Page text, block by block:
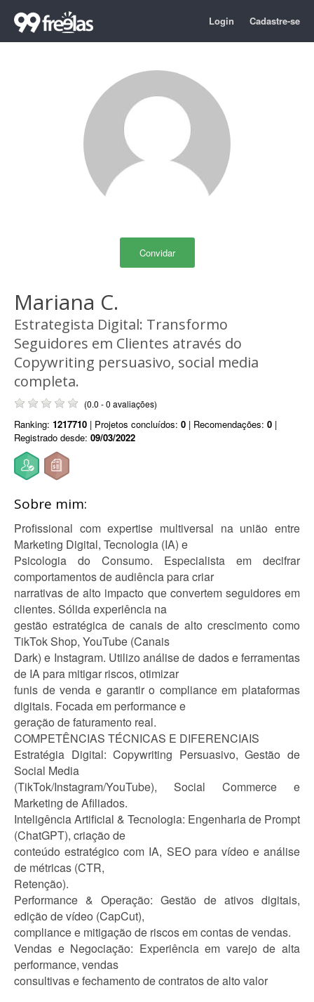
Login Cadastre-se
Convidar
Mariana C.
Estrategista Digital: Transformo
Seguidores em Clientes através do
Copywriting persuasivo, social media
completa.
(0.0 - 0 avaliações)
Ranking: 1217710 | Projetos concluídos: 0 | Recomendações: 0 |
Registrado desde: 09/03/2022
Sobre mim:
Profissional com expertise multiversal na união entre
Marketing Digital, Tecnologia (IA) e
Psicologia do Consumo. Especialista em decifrar
comportamentos de audiência para criar
narrativas de alto impacto que convertem seguidores em
clientes. Sólida experiência na
gestão estratégica de canais de alto crescimento como
TikTok Shop, YouTube (Canais
Dark) e Instagram. Utilizo análise de dados e ferramentas
de IA para mitigar riscos, otimizar
funis de venda e garantir o compliance em plataformas
digitais. Focada em performance e
geração de faturamento real.
COMPETÊNCIAS TÉCNICAS E DIFERENCIAIS
Estratégia Digital: Copywriting Persuasivo, Gestão de
Social Media
(TikTok/Instagram/YouTube), Social Commerce e
Marketing de Afiliados.
Inteligência Artificial & Tecnologia: Engenharia de Prompt
(ChatGPT), criação de
conteúdo estratégico com IA, SEO para vídeo e análise
de métricas (CTR,
Retenção).
Performance & Operação: Gestão de ativos digitais,
edição de vídeo (CapCut),
compliance e mitigação de riscos em contas de vendas.
Vendas e Negociação: Experiência em varejo de alta
performance, vendas
consultivas e fechamento de contratos de alto valor